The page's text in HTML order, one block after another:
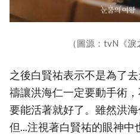
（圖源：tvN《淚
之後白賢祐表示不是為了
禱讓洪海仁一定要動手術
要能活著就好了。雖然洪
但...注視著白賢祐的眼神